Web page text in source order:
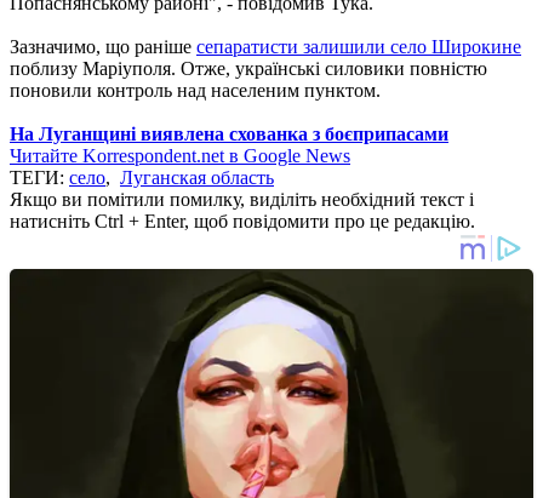
Зазначимо, що раніше сепаратисти залишили село Широкине
поблизу Маріуполя. Отже, українські силовики повністю
поновили контроль над населеним пунктом.
На Луганщині виявлена схованка з боєприпасами
Читайте Korrespondent.net в Google News
ТЕГИ: село, Луганская область
Якщо ви помітили помилку, виділіть необхідний текст і
натисніть Ctrl + Enter, щоб повідомити про це редакцію.